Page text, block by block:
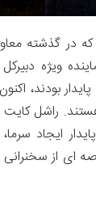
در گذشته
ویژه
پایدار بودند،
راشل
ای از سخنرانی